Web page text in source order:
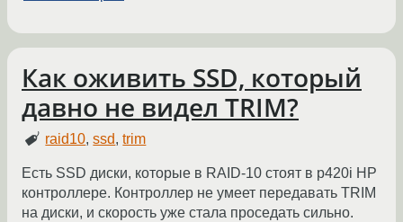
Как оживить SSD, который
давно не видел TRIM?
raid10,ssd,trim
Есть SSD диски, которые в RAID-10 стоят в p420i HP
контроллере. Контроллер не умеет передавать TRIM
на диски, и скорость уже стала проседать сильно.